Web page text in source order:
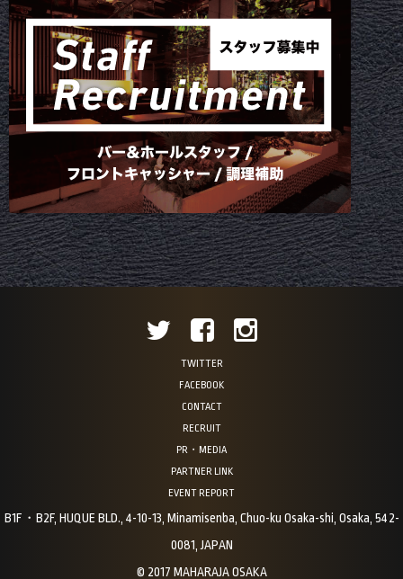
TWITTER
FACEBOOK
CONTACT
RECRUIT
PR・MEDIA
PARTNER LINK
EVENT REPORT
B1F・B2F, HUQUE BLD., 4-10-13, Minamisenba, Chuo-ku Osaka-shi, Osaka, 542-
0081, JAPAN
© 2017 MAHARAJA OSAKA